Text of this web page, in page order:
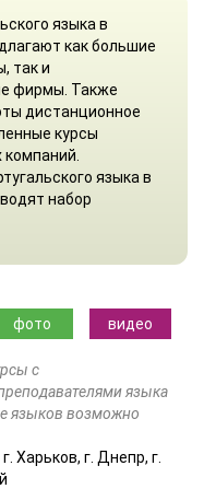
языка в
как большие
так и
фирмы. Также
дистанционное
курсы
компаний.
языка в
набор
видео
фото
с
языка
языков возможно
Харьков, г. Днепр, г.